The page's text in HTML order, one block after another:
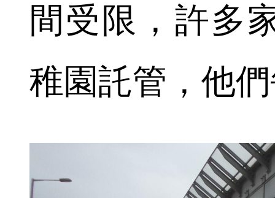
間受限，許多
稚園託管，他